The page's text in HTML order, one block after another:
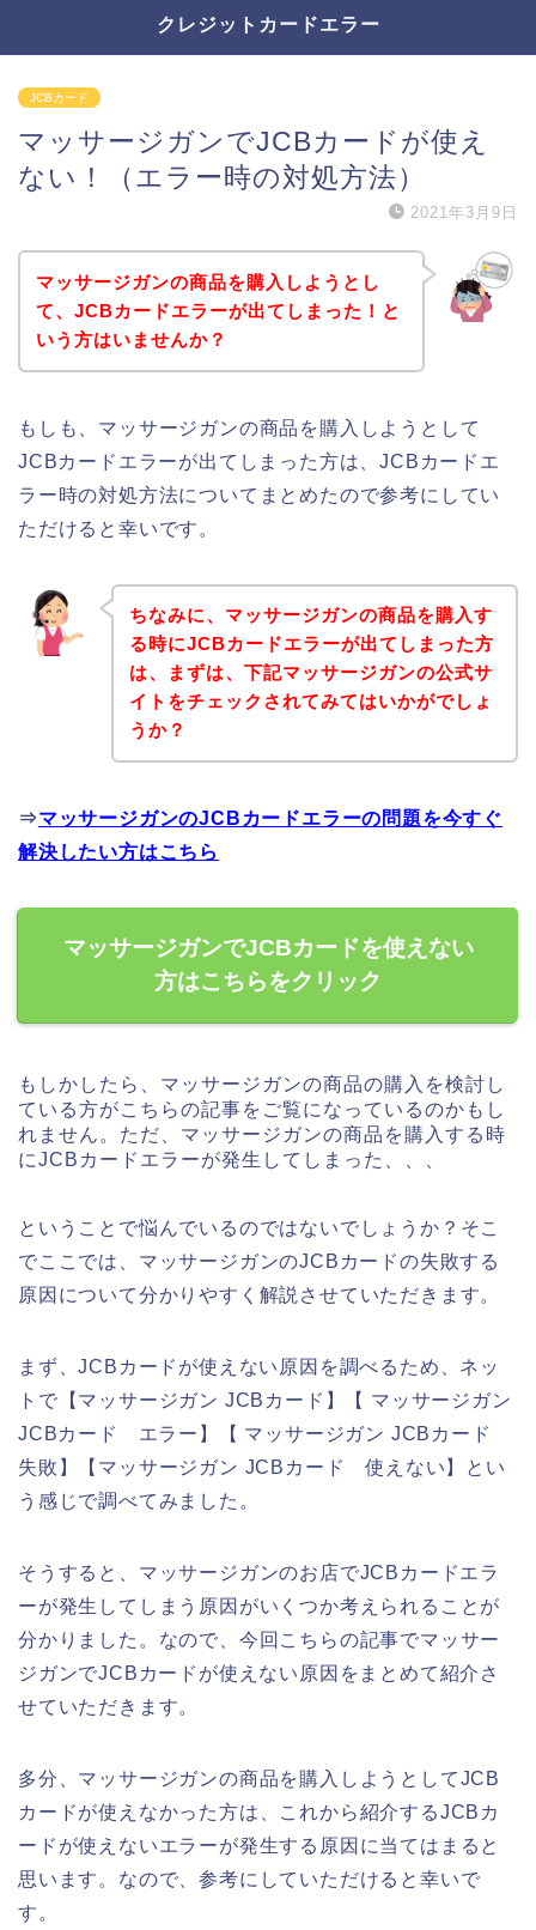
クレジットカードエラー
JCBカード
マッサージガンでJCBカードが使え
ない！（エラー時の対処方法）
2021年3月9日
マッサージガンの商品を購入しようとし
て、JCBカードエラーが出てしまった！と
いう方はいませんか？
もしも、マッサージガンの商品を購入しようとして
JCBカードエラーが出てしまった方は、JCBカードエ
ラー時の対処方法についてまとめたので参考にしてい
ただけると幸いです。
ちなみに、マッサージガンの商品を購入す
る時にJCBカードエラーが出てしまった方
は、まずは、下記マッサージガンの公式サ
イトをチェックされてみてはいかがでしょ
うか？
⇒マッサージガンのJCBカードエラーの問題を今すぐ
解決したい方はこちら
マッサージガンでJCBカードを使えない
方はこちらをクリック
もしかしたら、マッサージガンの商品の購入を検討し
ている方がこちらの記事をご覧になっているのかもし
れません。ただ、マッサージガンの商品を購入する時
にJCBカードエラーが発生してしまった、、、
ということで悩んでいるのではないでしょうか？そこ
でここでは、マッサージガンのJCBカードの失敗する
原因について分かりやすく解説させていただきます。
まず、JCBカードが使えない原因を調べるため、ネッ
トで【マッサージガン JCBカード】【 マッサージガン
JCBカード エラー】【 マッサージガン JCBカード
失敗】【マッサージガン JCBカード 使えない】とい
う感じで調べてみました。
そうすると、マッサージガンのお店でJCBカードエラ
ーが発生してしまう原因がいくつか考えられることが
分かりました。なので、今回こちらの記事でマッサー
ジガンでJCBカードが使えない原因をまとめて紹介さ
せていただきます。
多分、マッサージガンの商品を購入しようとしてJCB
カードが使えなかった方は、これから紹介するJCBカ
ードが使えないエラーが発生する原因に当てはまると
思います。なので、参考にしていただけると幸いで
す。